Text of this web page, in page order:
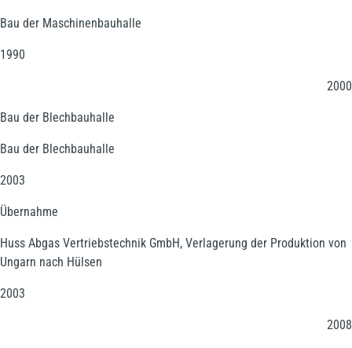
Bau der Maschinenbauhalle
1990
2000
Bau der Blechbauhalle
Bau der Blechbauhalle
2003
Übernahme
Huss Abgas Vertriebstechnik GmbH, Verlagerung der Produktion von
Ungarn nach Hülsen
2003
2008